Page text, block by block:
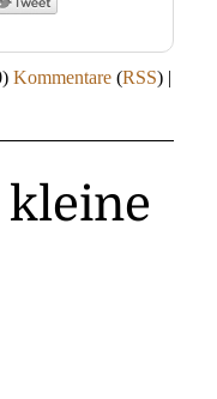
Kommentare (RSS) |